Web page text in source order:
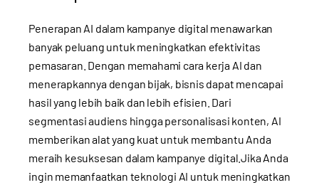
Penerapan AI dalam kampanye digital menawarkan
banyak peluang untuk meningkatkan efektivitas
pemasaran. Dengan memahami cara kerja AI dan
menerapkannya dengan bijak, bisnis dapat mencapai
hasil yang lebih baik dan lebih efisien. Dari
segmentasi audiens hingga personalisasi konten, AI
memberikan alat yang kuat untuk membantu Anda
meraih kesuksesan dalam kampanye digital.Jika Anda
ingin memanfaatkan teknologi AI untuk meningkatkan